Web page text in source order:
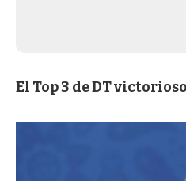
El Top 3 de DT